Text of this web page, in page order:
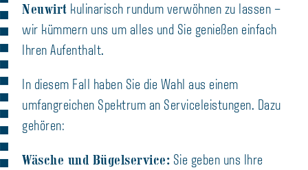
Neuwirt kulinarisch rundum verwöhnen zu lassen –
wir kümmern uns um alles und Sie genießen einfach
Ihren Aufenthalt.
In diesem Fall haben Sie die Wahl aus einem
umfangreichen Spektrum an Serviceleistungen. Dazu
gehören:
Wäsche und Bügelservice: Sie geben uns Ihre